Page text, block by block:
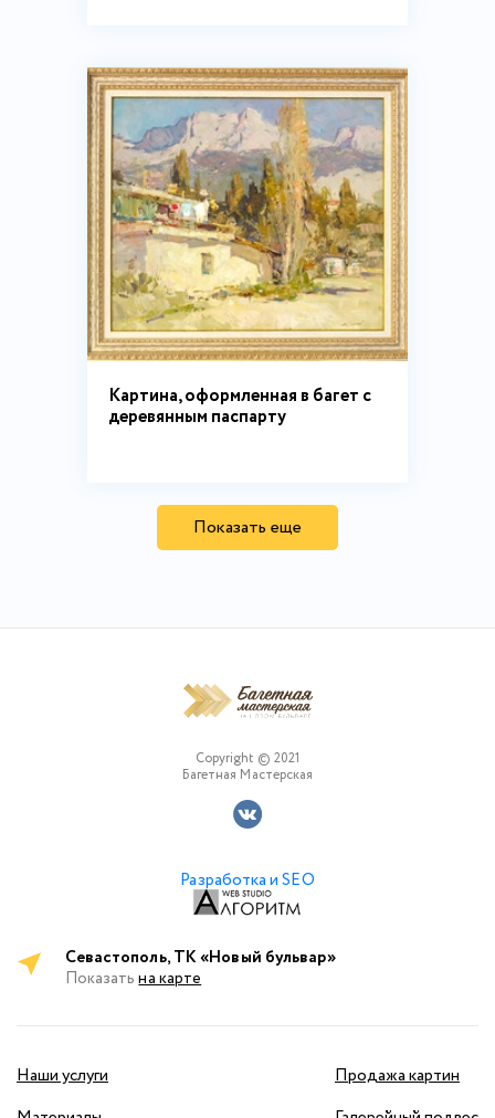
Картина, оформленная в багет с
деревянным паспарту
Показать еще
Copyright © 2021
Багетная Мастерская
Разработка и SEO
Севастополь, ТК «Новый бульвар»
Показатьна карте
Наши услуги
Продажа картин